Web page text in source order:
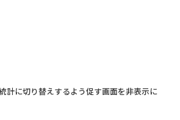
計に切り替えするよう促す画面を非表示に